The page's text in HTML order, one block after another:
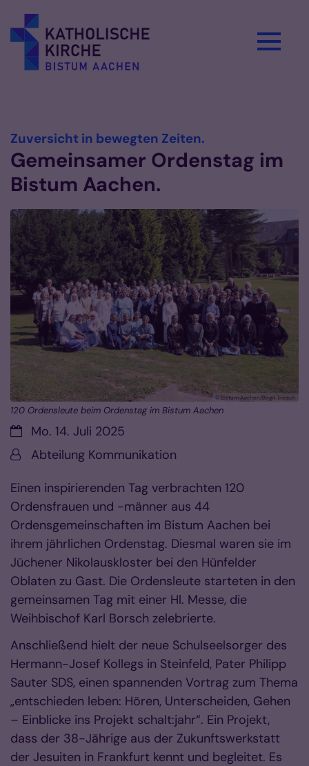
Zuversicht in bewegten Zeiten.
Gemeinsamer Ordenstag im
Bistum Aachen.
© Bistum Aachen/Birgit Triesch
120 Ordensleute beim Ordenstag im Bistum Aachen
Datum:Mo. 14. Juli 2025
Von:Abteilung Kommunikation
Einen inspirierenden Tag verbrachten 120
Ordensfrauen und -männer aus 44
Ordensgemeinschaften im Bistum Aachen bei
ihrem jährlichen Ordenstag. Diesmal waren sie im
Jüchener Nikolauskloster bei den Hünfelder
Oblaten zu Gast. Die Ordensleute starteten in den
gemeinsamen Tag mit einer Hl. Messe, die
Weihbischof Karl Borsch zelebrierte.
Anschließend hielt der neue Schulseelsorger des
Hermann-Josef Kollegs in Steinfeld, Pater Philipp
Sauter SDS, einen spannenden Vortrag zum Thema
„entschieden leben: Hören, Unterscheiden, Gehen
– Einblicke ins Projekt schalt:jahr“. Ein Projekt,
dass der 38-Jährige aus der Zukunftswerkstatt
der Jesuiten in Frankfurt kennt und begleitet. Es